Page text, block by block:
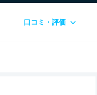
口コミ・評価